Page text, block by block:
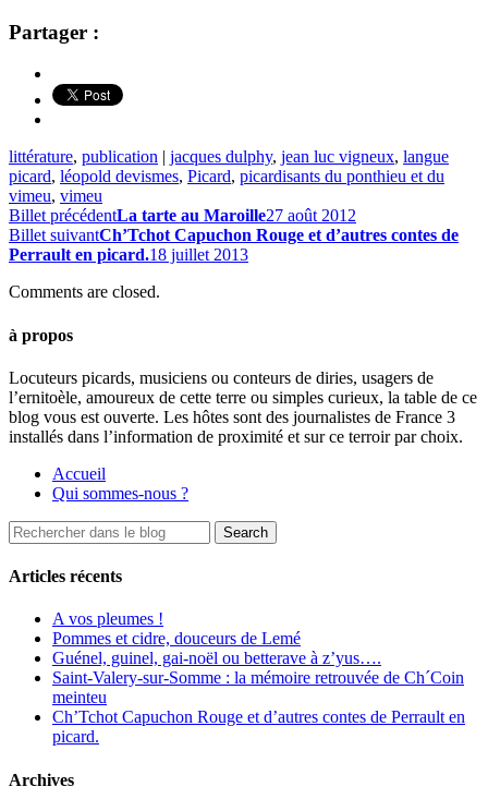
Partager :
littérature, publication | jacques dulphy, jean luc vigneux, langue
picard, léopold devismes, Picard, picardisants du ponthieu et du
vimeu, vimeu
Billet précédentLa tarte au Maroille27 août 2012
Billet suivantCh’Tchot Capuchon Rouge et d’autres contes de
Perrault en picard.18 juillet 2013
Comments are closed.
à propos
Locuteurs picards, musiciens ou conteurs de diries, usagers de
l’ernitoèle, amoureux de cette terre ou simples curieux, la table de ce
blog vous est ouverte. Les hôtes sont des journalistes de France 3
installés dans l’information de proximité et sur ce terroir par choix.
Accueil
Qui sommes-nous ?
Articles récents
A vos pleumes !
Pommes et cidre, douceurs de Lemé
Guénel, guinel, gai-noël ou betterave à z’yus….
Saint-Valery-sur-Somme : la mémoire retrouvée de Ch´Coin
meinteu
Ch’Tchot Capuchon Rouge et d’autres contes de Perrault en
picard.
Archives